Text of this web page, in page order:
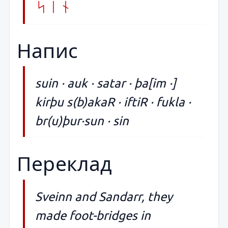
sin
Напис
suin · auk · satar · þa[im ·]
kirþu s(b)akaR · iftiR · fukla ·
br(u)þur·sun · sin
Переклад
Sveinn and Sandarr, they
made foot-bridges in